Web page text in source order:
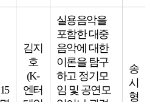
15
김지
호
(K-
엔터
실용음악을
포함한 대중
음악에 대한
이론을 탐구
하고 정기모
임 및 공연모
송
시
형